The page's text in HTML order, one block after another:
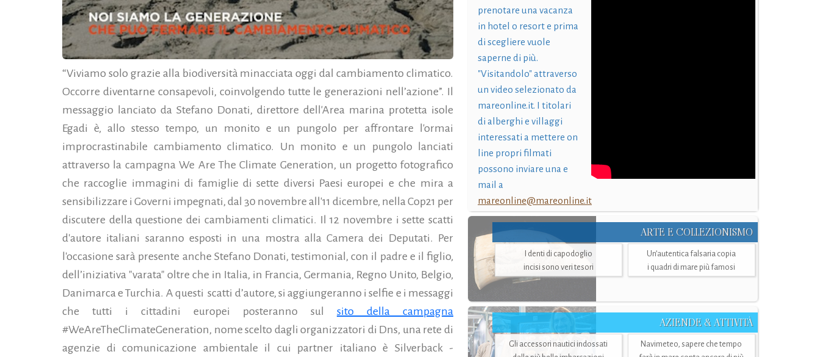
“Viviamo solo grazie alla biodiversità minacciata oggi dal cambiamento climatico.
Occorre diventarne consapevoli, coinvolgendo tutte le generazioni nell’azione”. Il
messaggio lanciato da Stefano Donati, direttore dell'Area marina protetta isole
Egadi è, allo stesso tempo, un monito e un pungolo per affrontare l'ormai
improcrastinabile cambiamento climatico. Un monito e un pungolo lanciati
attraverso la campagna We Are The Climate Generation, un progetto fotografico
che raccoglie immagini di famiglie di sette diversi Paesi europei e che mira a
sensibilizzare i Governi impegnati, dal 30 novembre all'11 dicembre, nella Cop21 per
discutere della questione dei cambiamenti climatici. Il 12 novembre i sette scatti
d'autore italiani saranno esposti in una mostra alla Camera dei Deputati. Per
l'occasione sarà presente anche Stefano Donati, testimonial, con il padre e il figlio,
dell’iniziativa "varata" oltre che in Italia, in Francia, Germania, Regno Unito, Belgio,
Danimarca e Turchia. A questi scatti d’autore, si aggiungeranno i selfie e i messaggi
che tutti i cittadini europei posteranno sul sito della campagna
#WeAreTheClimateGeneration, nome scelto dagli organizzatori di Dns, una rete di
agenzie di comunicazione ambientale il cui partner italiano è Silverback -
prenotare una vacanza
in hotel o resort e prima
di scegliere vuole
saperne di più.
"Visitandolo" attraverso
un video selezionato da
mareonline.it. I titolari
di alberghi e villaggi
interessati a mettere on
line propri filmati
possono inviare una e
mail a
mareonline@mareonline.it
ARTE E COLLEZIONISMO
I denti di capodoglio
incisi sono veri tesori
Un’autentica falsaria copia
i quadri di mare più famosi
AZIENDE & ATTIVITÀ
Gli accessori nautici indossati
Navimeteo, sapere che tempo